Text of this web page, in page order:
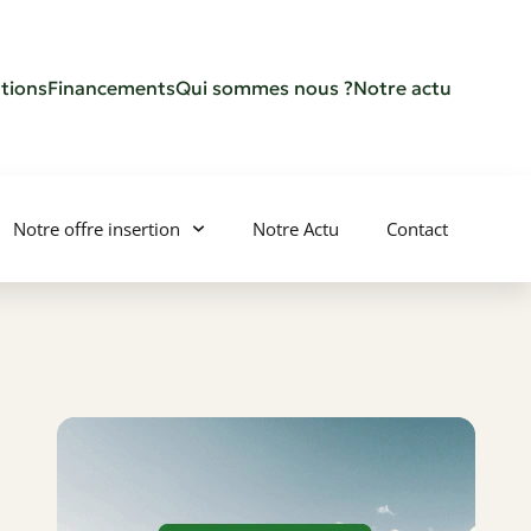
FinancementsQui sommes nous ?Notre actu
Notre offre insertion Notre Actu Contact